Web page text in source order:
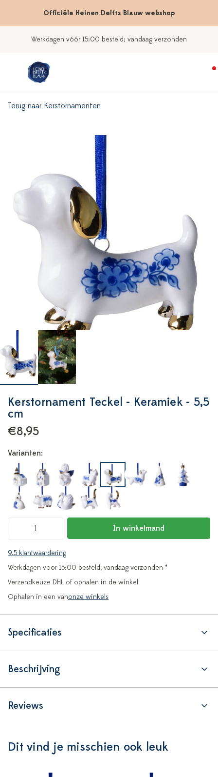
Officiële Heinen Delfts Blauw webshop
Werkdagen vóór 15:00 besteld; vandaag verzonden
Terug naar Kerstornamenten
Kerstornament Teckel - Keramiek - 5,5
cm
€8,95
Varianten:
In winkelmand
9.5 klantwaardering
Werkdagen voor 15:00 besteld, vandaag verzonden *
Verzendkeuze DHL of ophalen in de winkel
Ophalen in een vanonze winkels
Specificaties
Beschrijving
Reviews
Dit vind je misschien ook leuk